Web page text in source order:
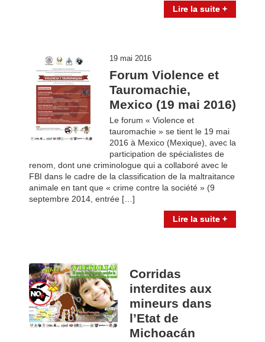
Lire la suite +
19 mai 2016
Forum Violence et
Tauromachie,
Mexico (19 mai 2016)
Le forum « Violence et
tauromachie » se tient le 19 mai
2016 à Mexico (Mexique), avec la
participation de spécialistes de
renom, dont une criminologue qui a collaboré avec le
FBI dans le cadre de la classification de la maltraitance
animale en tant que « crime contre la société » (9
septembre 2014, entrée […]
Lire la suite +
Corridas
interdites aux
mineurs dans
l’Etat de
Michoacán